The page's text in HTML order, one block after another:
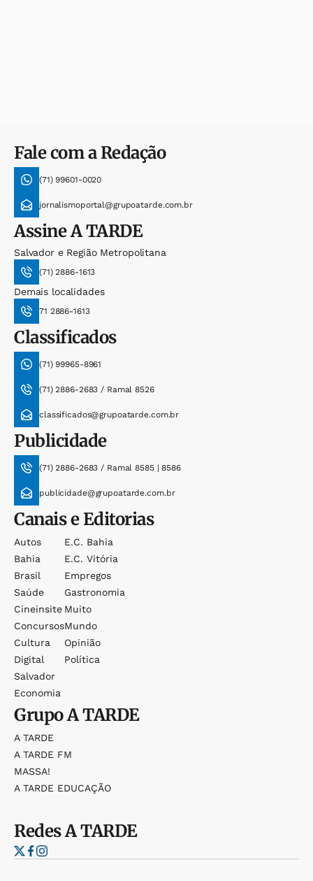
Fale com a Redação
(71) 99601-0020
jornalismoportal@grupoatarde.com.br
AssineA TARDE
Salvador e Região Metropolitana
(71) 2886-1613
Demais localidades
71 2886-1613
Classificados
(71) 99965-8961
(71) 2886-2683 / Ramal 8526
classificados@grupoatarde.com.br
Publicidade
(71) 2886-2683 / Ramal 8585 | 8586
publicidade@grupoatarde.com.br
Canais e Editorias
Autos
Bahia
Brasil
Saúde
Cineinsite
Concursos
Cultura
Digital
Salvador
Economia
E.c. Bahia
E.c. Vitória
Empregos
Gastronomia
Muito
Mundo
Opinião
Política
GrupoA TARDE
A TARDE
A TARDE FM
MASSA!
A TARDE EDUCAÇÃO
RedesA TARDE